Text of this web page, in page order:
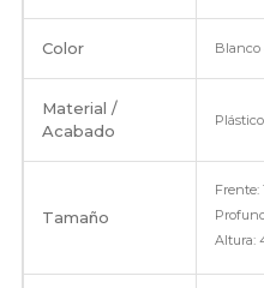
Color Blanco
Material /
Acabado
Tamaño
Frente:
Altura: